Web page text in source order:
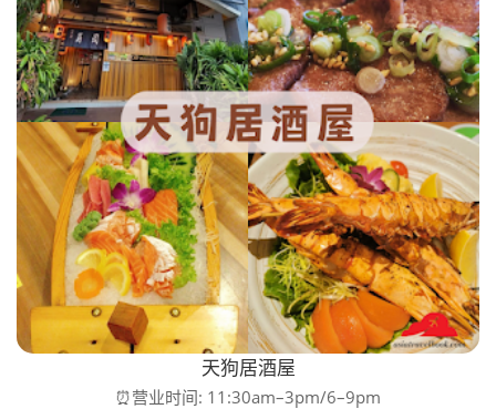
天狗居酒屋
⏰营业时间: 11:30am–3pm/6–9pm